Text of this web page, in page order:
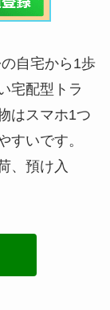
自宅から1歩
宅配型トラ
はスマホ1つ
すいです。
、預け入